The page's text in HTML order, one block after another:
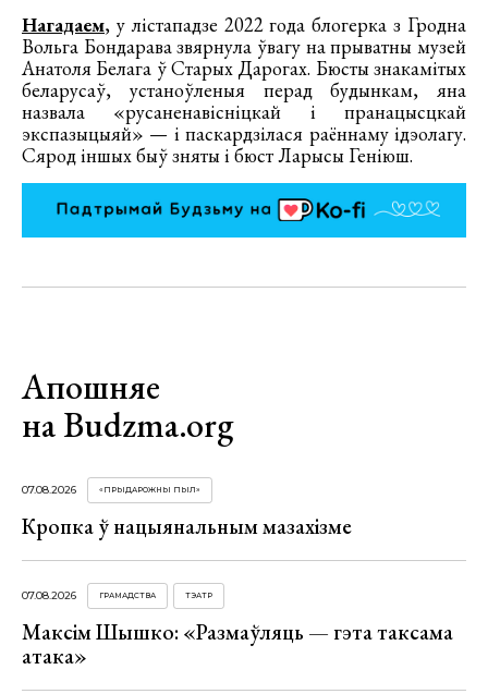
Нагадаем, у лістападзе 2022 года блогерка з Гродна
Вольга Бондарава звярнула ўвагу на прыватны музей
Анатоля Белага ў Старых Дарогах. Бюсты знакамітых
беларусаў, устаноўленыя перад будынкам, яна
назвала «русаненавісніцкай і пранацысцкай
экспазыцыяй» — і паскардзілася раённаму ідэолагу.
Сярод іншых быў зняты і бюст Ларысы Геніюш.
Апошняе
на Budzma.org
07.08.2026 «ПРЫДАРОЖНЫ ПЫЛ»
Кропка ў нацыянальным мазахізме
07.08.2026 ГРАМАДСТВА ТЭАТР
Максім Шышко: «Размаўляць — гэта таксама
атака»